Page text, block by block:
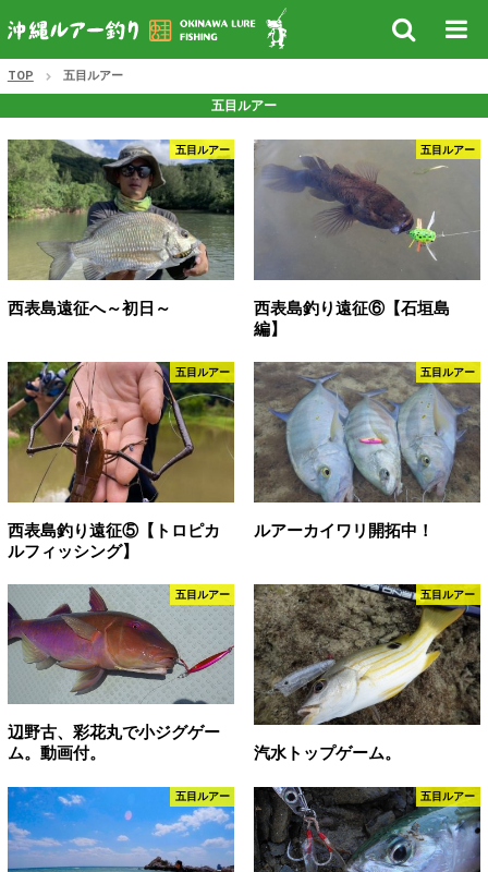
TOP 五目ルアー
五目ルアー
五目ルアー
西表島遠征へ～初日～
五目ルアー
西表島釣り遠征⑥【石垣島
編】
五目ルアー
西表島釣り遠征⑤【トロピカ
ルフィッシング】
五目ルアー
ルアーカイワリ開拓中！
五目ルアー
辺野古、彩花丸で小ジグゲー
ム。動画付。
五目ルアー
汽水トップゲーム。
五目ルアー 五目ルアー